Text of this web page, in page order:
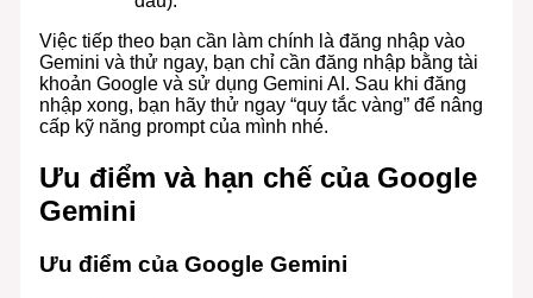
Việc tiếp theo bạn cần làm chính là đăng nhập vào
Gemini và thử ngay, bạn chỉ cần đăng nhập bằng tài
khoản Google và sử dụng Gemini AI. Sau khi đăng
nhập xong, bạn hãy thử ngay “quy tắc vàng” để nâng
cấp kỹ năng prompt của mình nhé.
Ưu điểm và hạn chế của Google
Gemini
Ưu điểm của Google Gemini